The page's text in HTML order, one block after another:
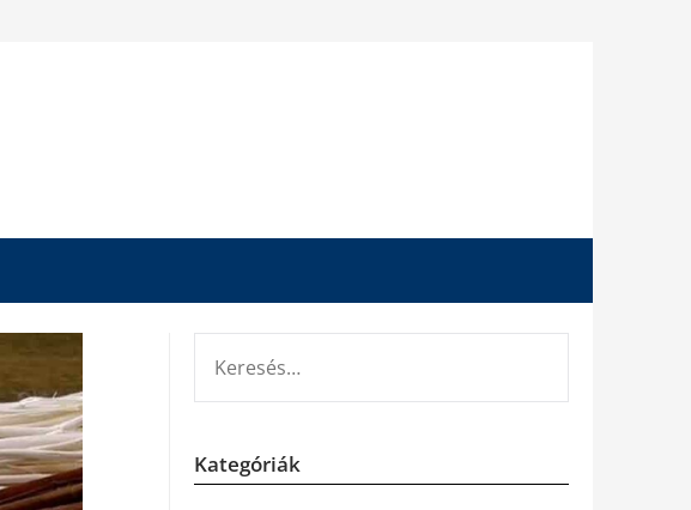
Kategóriák